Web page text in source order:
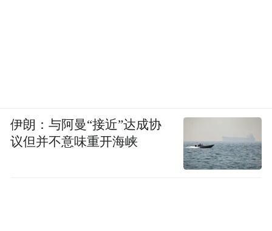
伊朗：与阿曼“接近”达成协
议但并不意味重开海峡